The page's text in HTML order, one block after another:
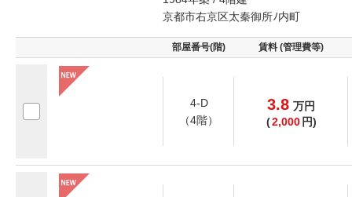
京都市右京区太秦御所ﾉ内町
部屋番号(階) 賃料 (管理費等)
4-D
（4階）
3.8 万円
(2,000 円)